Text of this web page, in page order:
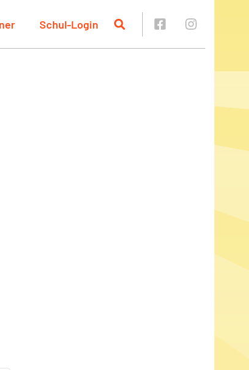
Schul-Login